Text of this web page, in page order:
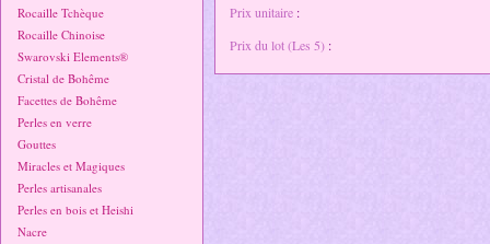
Rocaille Tchèque
Rocaille Chinoise
Swarovski Elements®
Cristal de Bohême
Facettes de Bohême
Perles en verre
Gouttes
Miracles et Magiques
Perles artisanales
Perles en bois et Heishi
Nacre
Prix unitaire :
Prix du lot (Les 5) :